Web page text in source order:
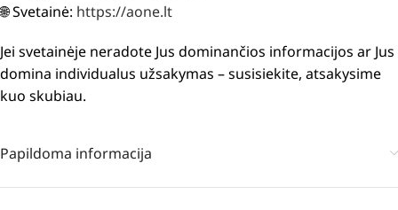
🌐 Svetainė: https://aone.lt
Jei svetainėje neradote Jus dominančios informacijos ar Jus
domina individualus užsakymas – susisiekite, atsakysime
kuo skubiau.
Papildoma informacija